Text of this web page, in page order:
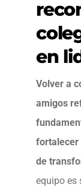
en
Volver a
amigos
fortalecer
de
equipo es